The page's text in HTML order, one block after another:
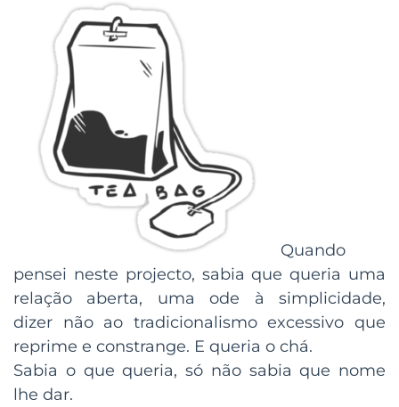
Quando
pensei neste projecto, sabia que queria uma
relação aberta, uma ode à simplicidade,
dizer não ao tradicionalismo excessivo que
reprime e constrange. E queria o chá.
Sabia o que queria, só não sabia que nome
lhe dar.